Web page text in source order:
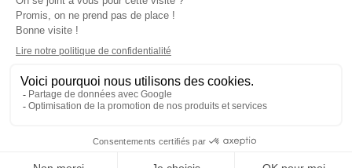
NOTRE SOCIETE
CGV Données personnelles Prix euro HT
Nos partenaires·Guides et conseils